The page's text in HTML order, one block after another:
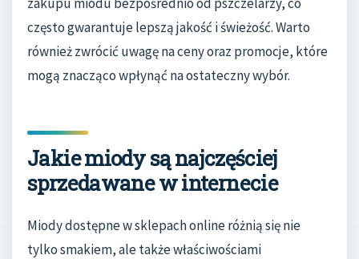
często gwarantuje lepszą jakość i świeżość. Warto
również zwrócić uwagę na ceny oraz promocje, które
mogą znacząco wpłynąć na ostateczny wybór.
Jakie miody są najczęściej
sprzedawane w internecie
Miody dostępne w sklepach online różnią się nie
tylko smakiem, ale także właściwościami